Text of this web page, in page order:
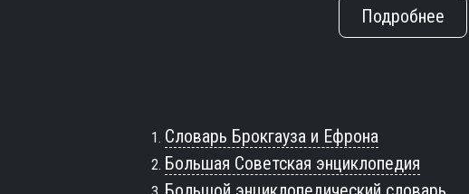
Подробнее
Словарь Брокгауза и Ефрона
Большая Советская энциклопедия